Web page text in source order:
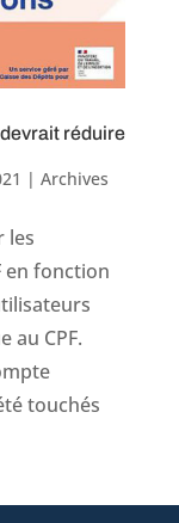
réduire
| Archives
les
en fonction
au CPF.
touchés